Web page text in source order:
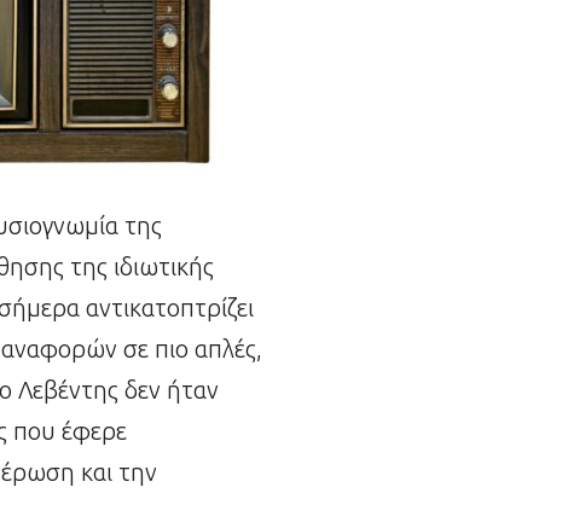
της
της ιδιωτικής
αντικατοπτρίζει
σε πιο απλές,
Λεβέντης δεν ήταν
που έφερε
και την